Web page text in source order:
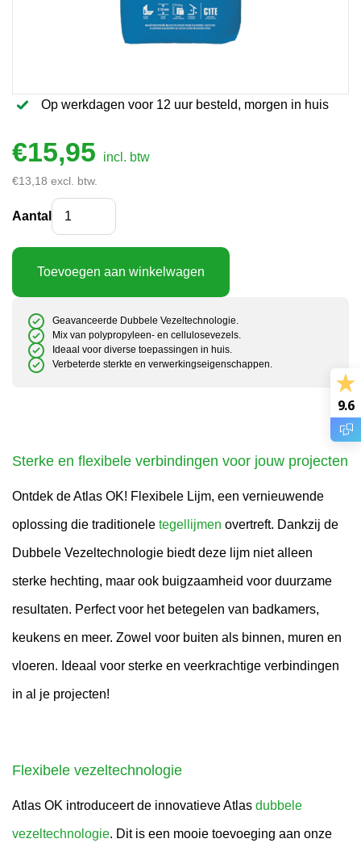
Op werkdagen voor 12 uur besteld, morgen in huis
€15,95 incl. btw
€13,18 excl. btw.
Aantal
Atlas OK! (C1TE 1-10 mm) 25kg elastische lijm aantal
Toevoegen aan winkelwagen
Geavanceerde Dubbele Vezeltechnologie.
Mix van polypropyleen- en cellulosevezels.
Ideaal voor diverse toepassingen in huis.
Verbeterde sterkte en verwerkingseigenschappen.
Sterke en flexibele verbindingen voor jouw projecten
Ontdek de Atlas OK! Flexibele Lijm, een vernieuwende
oplossing die traditionele tegellijmen overtreft. Dankzij de
Dubbele Vezeltechnologie biedt deze lijm niet alleen
sterke hechting, maar ook buigzaamheid voor duurzame
resultaten. Perfect voor het betegelen van badkamers,
keukens en meer. Zowel voor buiten als binnen, muren en
vloeren. Ideaal voor sterke en veerkrachtige verbindingen
in al je projecten!
Flexibele vezeltechnologie
Atlas OK introduceert de innovatieve Atlas dubbele
vezeltechnologie. Dit is een mooie toevoeging aan onze
9.6